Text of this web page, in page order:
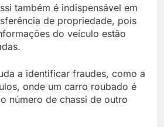
também é indispensável em
de propriedade, pois
do veículo estão
a identificar fraudes, como a
onde um carro roubado é
número de chassi de outro